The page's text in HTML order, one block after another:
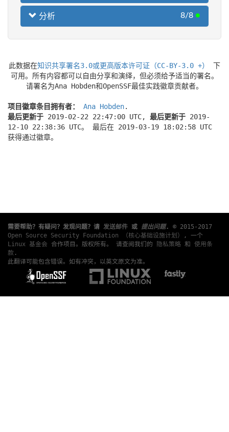
分析 8/8 ●
此数据在知识共享署名3.0或更高版本许可证（CC-BY-3.0 +）
下
可用。所有内容都可以自由分享和演绎，但必须给予适当的署名。
请署名为Ana Hobden和OpenSSF最佳实践徽章贡献者。
项目徽章条目拥有者： Ana Hobden.
最后更新于 2019-02-22 22:47:00 UTC, 最后更新于 2019-
12-10 22:38:36 UTC。 最后在 2019-03-19 18:02:58 UTC
获得通过徽章。
需要帮助？有疑问？发现问题？请 发送邮件 或 提出问题.
© 2015-2017
Open Source Security Foundation （核心基础设施计划）
, 一个
Linux 基金会 合作项目。版权所有。 请查阅我们的 隐私策略 和 使用条
款 .
此翻译可能包含错误。如有冲突，以英文原文为准。